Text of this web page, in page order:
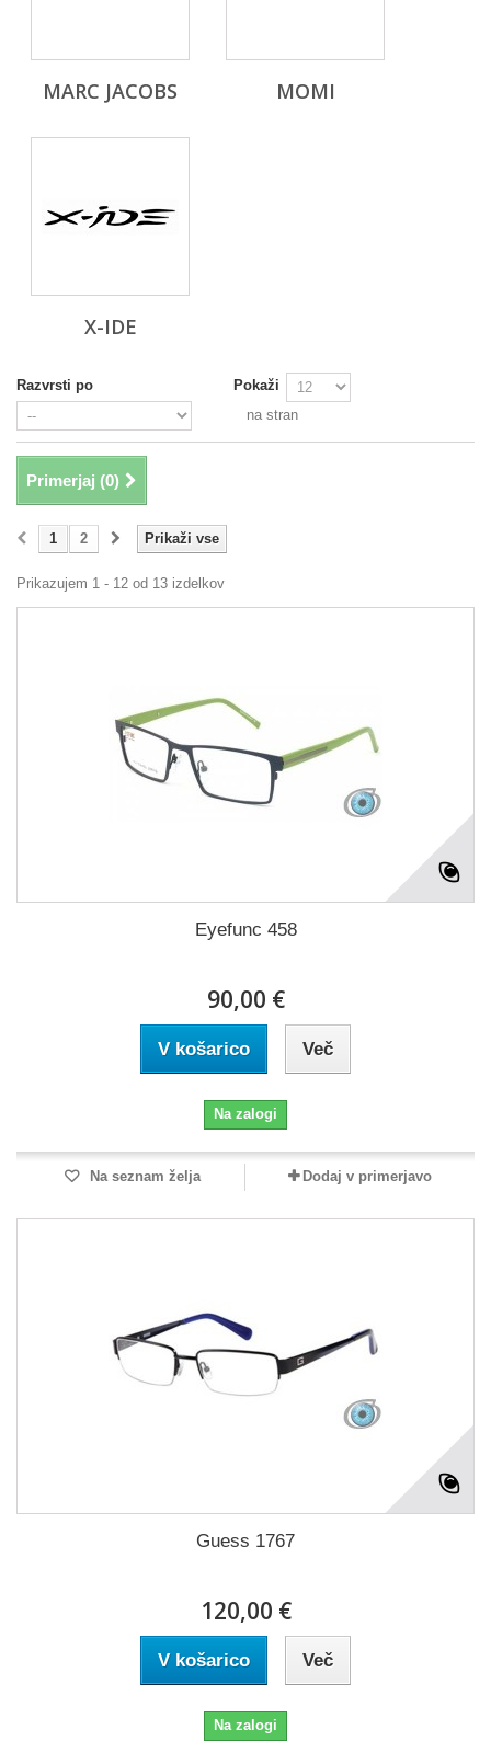
MARC JACOBS MOMI
X-IDE
Razvrsti po
Pokaži
na stran
Primerjaj (0)
Prikaži vse
1 2
Prikazujem 1 - 12 od 13 izdelkov
Eyefunc 458
90,00 €
V košarico Več
Na zalogi
Na seznam želja Dodaj v primerjavo
Guess 1767
120,00 €
V košarico Več
Na zalogi